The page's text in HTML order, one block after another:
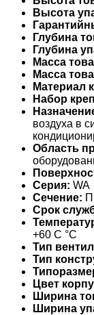
Высота
Глубина
Глубина
Масса
Масса
Материал
Набор
воздуха в
Область
Серия: WA
Сечение:
Срок
+60 С °С
Тип
Тип
Цвет
Ширина
Ширина